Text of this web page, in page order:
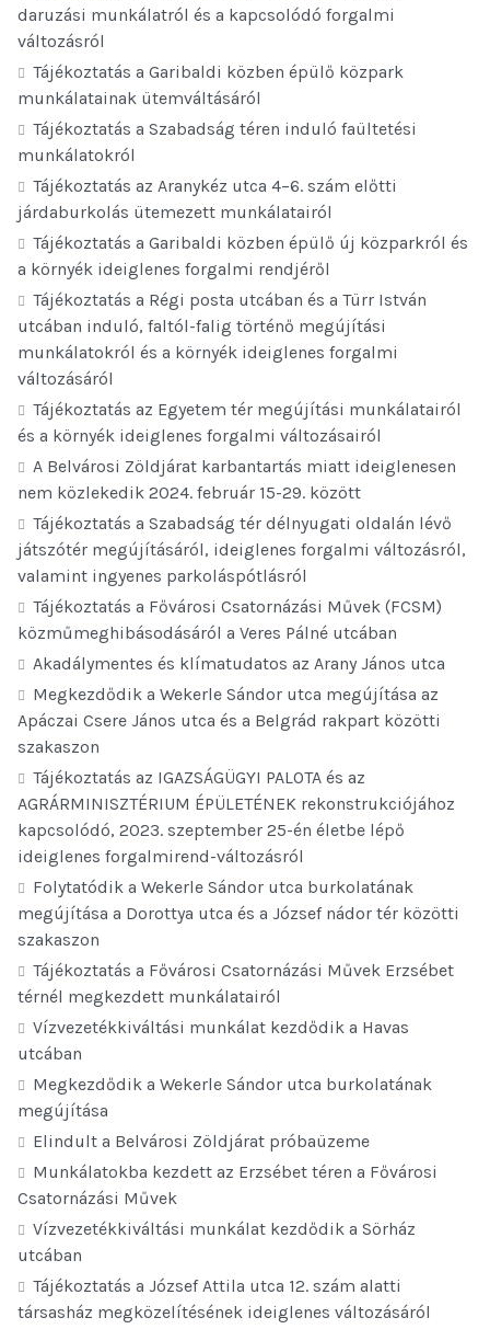
daruzási munkálatról és a kapcsolódó forgalmi
változásról
Tájékoztatás a Garibaldi közben épülő közpark
munkálatainak ütemváltásáról
Tájékoztatás a Szabadság téren induló faültetési
munkálatokról
Tájékoztatás az Aranykéz utca 4–6. szám előtti
járdaburkolás ütemezett munkálatairól
Tájékoztatás a Garibaldi közben épülő új közparkról és
a környék ideiglenes forgalmi rendjéről
Tájékoztatás a Régi posta utcában és a Türr István
utcában induló, faltól-falig történő megújítási
munkálatokról és a környék ideiglenes forgalmi
változásáról
Tájékoztatás az Egyetem tér megújítási munkálatairól
és a környék ideiglenes forgalmi változásairól
A Belvárosi Zöldjárat karbantartás miatt ideiglenesen
nem közlekedik 2024. február 15-29. között
Tájékoztatás a Szabadság tér délnyugati oldalán lévő
játszótér megújításáról, ideiglenes forgalmi változásról,
valamint ingyenes parkoláspótlásról
Tájékoztatás a Fővárosi Csatornázási Művek (FCSM)
közműmeghibásodásáról a Veres Pálné utcában
Akadálymentes és klímatudatos az Arany János utca
Megkezdődik a Wekerle Sándor utca megújítása az
Apáczai Csere János utca és a Belgrád rakpart közötti
szakaszon
Tájékoztatás az IGAZSÁGÜGYI PALOTA és az
AGRÁRMINISZTÉRIUM ÉPÜLETÉNEK rekonstrukciójához
kapcsolódó, 2023. szeptember 25-én életbe lépő
ideiglenes forgalmirend-változásról
Folytatódik a Wekerle Sándor utca burkolatának
megújítása a Dorottya utca és a József nádor tér közötti
szakaszon
Tájékoztatás a Fővárosi Csatornázási Művek Erzsébet
térnél megkezdett munkálatairól
Vízvezetékkiváltási munkálat kezdődik a Havas
utcában
Megkezdődik a Wekerle Sándor utca burkolatának
megújítása
Elindult a Belvárosi Zöldjárat próbaüzeme
Munkálatokba kezdett az Erzsébet téren a Fővárosi
Csatornázási Művek
Vízvezetékkiváltási munkálat kezdődik a Sörház
utcában
Tájékoztatás a József Attila utca 12. szám alatti
társasház megközelítésének ideiglenes változásáról